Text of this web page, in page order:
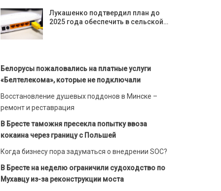
Лукашенко подтвердил план до
2025 года обеспечить в сельской…
Белорусы пожаловались на платные услуги
«Белтелекома», которые не подключали
Восстановление душевых поддонов в Минске –
ремонт и реставрация
В Бресте таможня пресекла попытку ввоза
кокаина через границу с Польшей
Когда бизнесу пора задуматься о внедрении SOC?
В Бресте на неделю ограничили судоходство по
Мухавцу из-за реконструкции моста